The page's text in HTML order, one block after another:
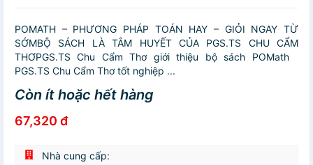
POMATH – PHƯƠNG PHÁP TOÁN HAY – GIỎI NGAY TỪ
SỚMBỘ SÁCH LÀ TÂM HUYẾT CỦA PGS.TS CHU CẨM
THƠPGS.TS Chu Cẩm Thơ giới thiệu bộ sách POMath
PGS.TS Chu Cẩm Thơ tốt nghiệp ...
Còn ít hoặc hết hàng
67,320 đ
Nhà cung cấp: